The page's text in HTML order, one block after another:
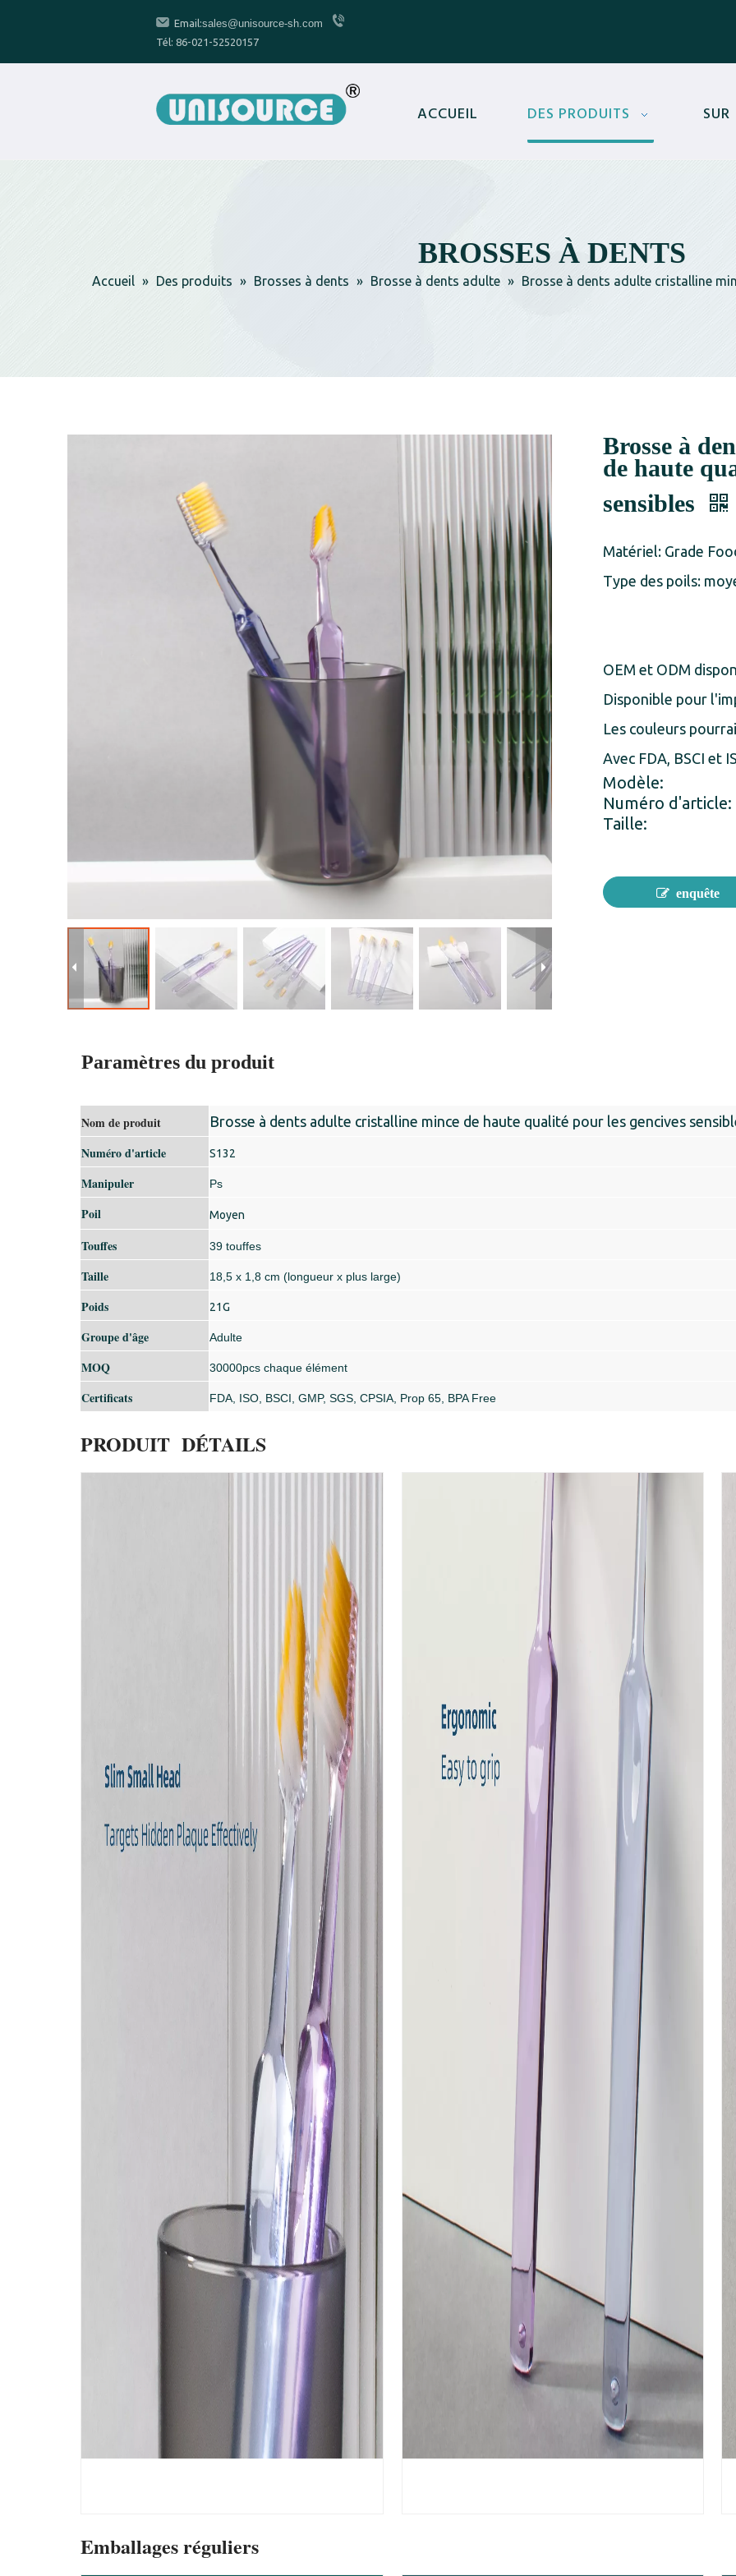
Email:sales@unisource-sh.com
Tél: 86-021-52520157
ACCUEIL DES PRODUITS SUR
BROSSES À DENTS
Accueil » Des produits » Brosses à dents » Brosse à dents adulte » Brosse à dents adulte cristalline
Brosse à
de haute
sensibles
Matériel: Grade
Type des poils:
OEM et ODM
Disponible pour
Les couleurs
Avec FDA, BSCI et
Modèle:
Numéro d'article:
Taille:
enquête
Paramètres du produit
Nom de produit Brosse à dents adulte cristalline mince de haute qualité pour les gencives
Numéro d'article S132
Manipuler Ps
Poil Moyen
Touffes 39 touffes
Taille 18,5 x 1,8 cm (longueur x plus large)
Poids 21G
Groupe d'âge Adulte
MOQ 30000pcs chaque élément
Certificats FDA, ISO, BSCI, GMP, SGS, CPSIA, Prop 65, BPA Free
PRODUIT DÉTAILS
Emballages réguliers